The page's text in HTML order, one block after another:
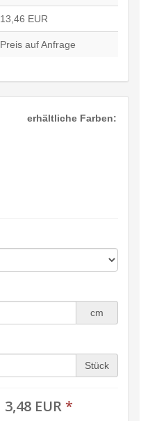
13,46 EUR
Preis auf Anfrage
erhältliche Farben:
cm
Stück
3,48 EUR*